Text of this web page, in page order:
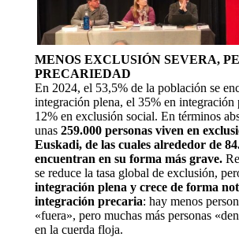
MENOS EXCLUSIÓN SEVERA,
PRECARIEDAD
En 2024, el 53,5% de la población se
integración plena, el 35% en integración
12% en exclusión social. En términos
unas 259.000 personas viven en
Euskadi, de las cuales alrededor de
encuentran en su forma más grave.
se reduce la tasa global de exclusión,
integración plena y crece de forma
integración precaria: hay menos
«fuera», pero muchas más personas
en la cuerda floja.